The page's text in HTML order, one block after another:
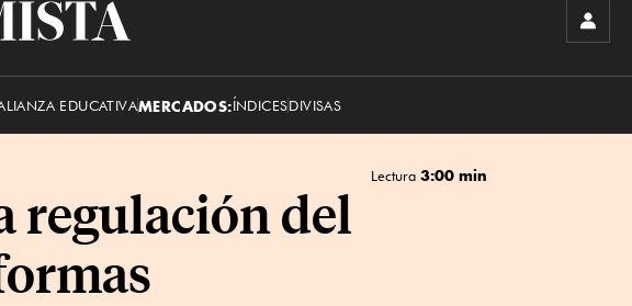
EDUCATIVAMERCADOS:ÍNDICESDIVISAS
Lectura 3:00 min
regulación del